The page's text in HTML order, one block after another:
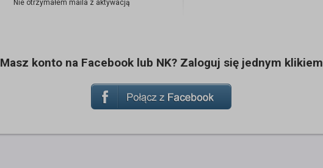
Nie otrzymałem maila z aktywacją
Masz konto na Facebook lub NK? Zaloguj się jednym klikiem